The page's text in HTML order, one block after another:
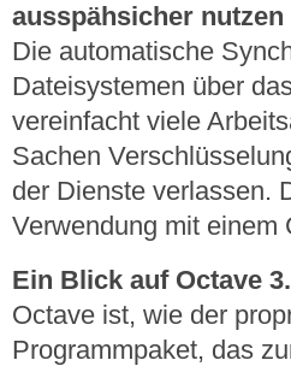
ausspähsicher nutzen
Die automatische
Dateisystemen über
vereinfacht viele
Sachen
der Dienste verlassen.
Verwendung mit einem
Ein Blick auf Octave
Octave ist, wie der
Programmpaket, das